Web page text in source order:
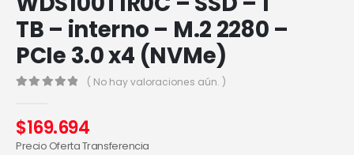
TB – interno – M.2 2280 –
PCIe 3.0 x4 (NVMe)
( No hay valoraciones aún. )
$169.694
Precio Oferta Transferencia